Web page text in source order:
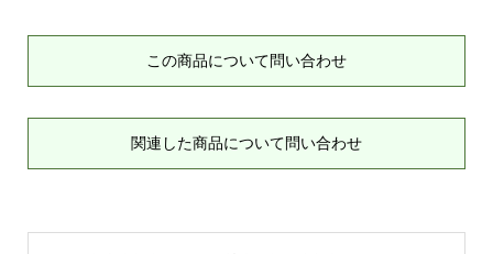
この商品について問い合わせ
関連した商品について問い合わせ